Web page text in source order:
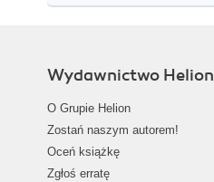
Wydawnictwo Helion
O Grupie Helion
Zostań naszym autorem!
Oceń książkę
Zgłoś erratę